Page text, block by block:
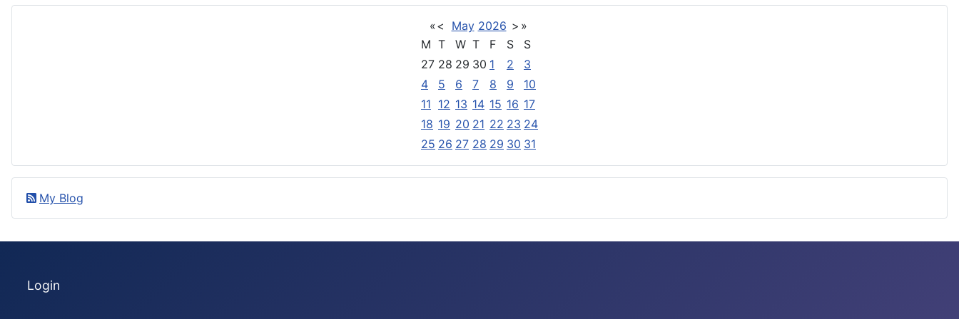
«< May 2026 > »
M T W T F S
S
27 28 29 30 1 2
3
4
5 6 7 8 9
10
11 12 13 14 15 16 17
18 19 20 21 22 23 24
25 26 27 28 29 30 31
My Blog
Login